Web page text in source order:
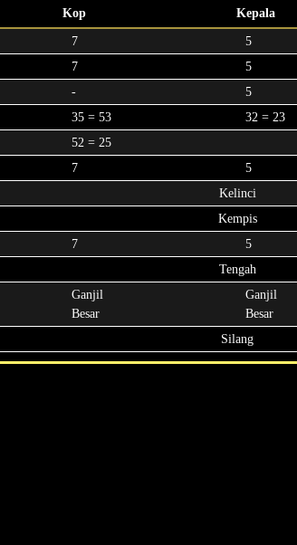
Kop Kepala
7 5
7 5
- 5
35 = 53 32 = 23
52 = 25
7 5
Kelinci
Kempis
7 5
Tengah
Ganjil
Besar
Ganjil
Besar
Silang